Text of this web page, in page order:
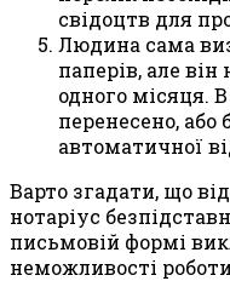
свідоцтв для
Людина сама
паперів, але
одного місяця.
перенесено, або
автоматичної
Варто згадати, що
нотаріус
письмовій формі
неможливості